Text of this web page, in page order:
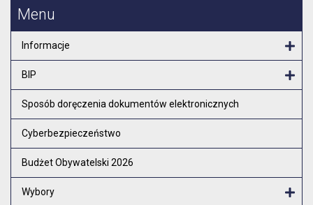
Menu
Informacje
BIP
Sposób doręczenia dokumentów elektronicznych
Cyberbezpieczeństwo
Budżet Obywatelski 2026
Wybory